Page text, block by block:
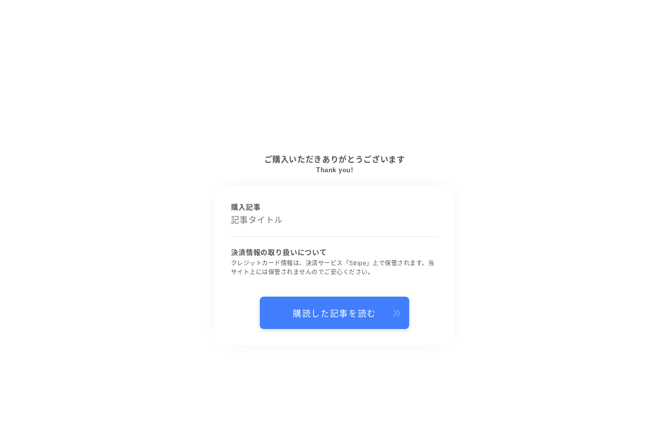
ご購入いただきありがとうございます
Thank you!
購入記事
記事タイトル
決済情報の取り扱いについて
クレジットカード情報は、決済サービス「Stripe」上で保管されます。当
サイト上には保管されませんのでご安心ください。
購読した記事を読む